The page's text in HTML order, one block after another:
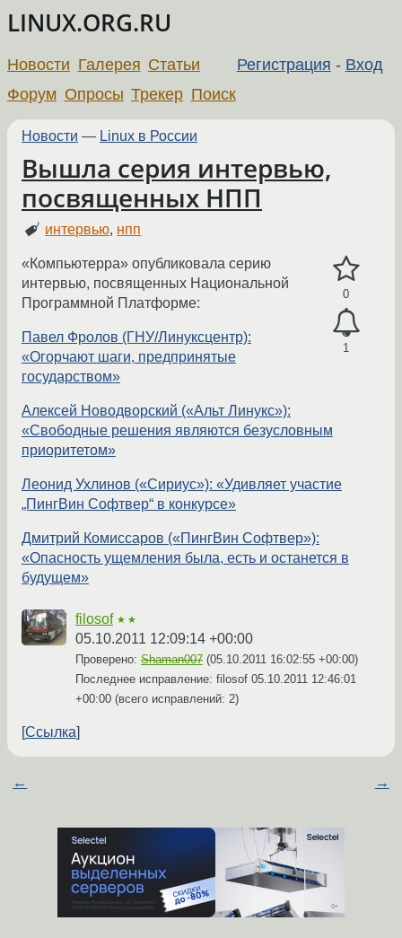
LINUX.ORG.RU
Регистрация - Вход
Новости Галерея Статьи
Форум Опросы Трекер Поиск
Новости — Linux в России
Вышла серия интервью,
посвященных НПП
интервью, нпп
0
1
«Компьютерра» опубликовала серию
интервью, посвященных Национальной
Программной Платформе:
Павел Фролов (ГНУ/Линуксцентр):
«Огорчают шаги, предпринятые
государством»
Алексей Новодворский («Альт Линукс»):
«Свободные решения являются безусловным
приоритетом»
Леонид Ухлинов («Сириус»): «Удивляет участие
„ПингВин Софтвер“ в конкурсе»
Дмитрий Комиссаров («ПингВин Софтвер»):
«Опасность ущемления была, есть и останется в
будущем»
filosof ★★
05.10.2011 12:09:14 +00:00
Проверено: Shaman007 (05.10.2011 16:02:55 +00:00)
Последнее исправление: filosof 05.10.2011 12:46:01
+00:00 (всего исправлений: 2)
Ссылка
← →